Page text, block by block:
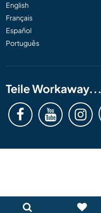
English
Français
Español
Português
Teile Workaway...